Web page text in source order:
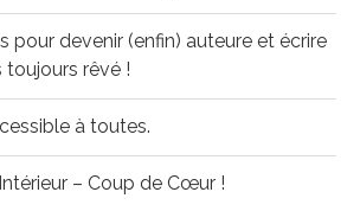
pour devenir (enfin) auteure et écrire
rêvé !
à toutes.
– Coup de Cœur !